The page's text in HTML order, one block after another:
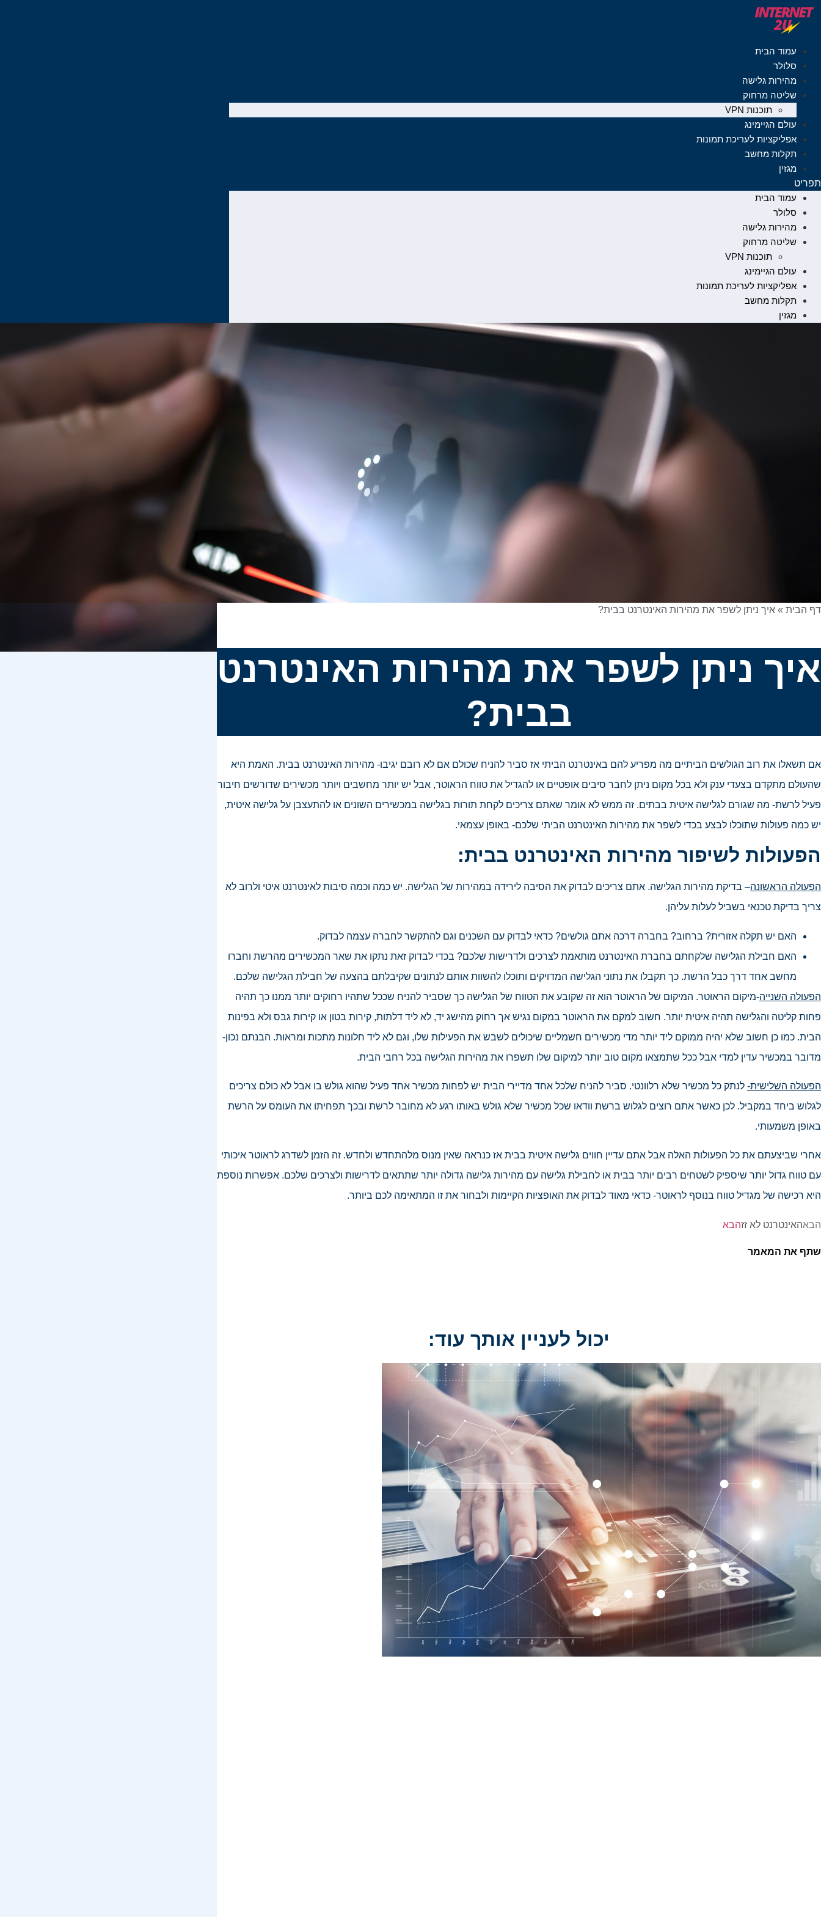
דלג
לתוכן
עמוד הבית
סלולר
מהירות גלישה
שליטה מרחוק
תוכנות VPN
עולם הגיימינג
אפליקציות לעריכת תמונות
תקלות מחשב
מגזין
תפריט
עמוד הבית
סלולר
מהירות גלישה
שליטה מרחוק
תוכנות VPN
עולם הגיימינג
אפליקציות לעריכת תמונות
תקלות מחשב
מגזין
דף הבית » איך ניתן לשפר את מהירות האינטרנט בבית?
איך ניתן לשפר את מהירות האינטרנט
בבית?
אם תשאלו את רוב הגולשים הביתיים מה מפריע להם באינטרנט הביתי אז סביר להניח שכולם אם לא רובם יגיבו- מהירות האינטרנט בבית. האמת היא
שהעולם מתקדם בצעדי ענק ולא בכל מקום ניתן לחבר סיבים אופטיים או להגדיל את טווח הראוטר, אבל יש יותר מחשבים ויותר מכשירים שדורשים חיבור
פעיל לרשת- מה שגורם לגלישה איטית בבתים. זה ממש לא אומר שאתם צריכים לקחת תורות בגלישה במכשירים השונים או להתעצבן על גלישה איטית,
יש כמה פעולות שתוכלו לבצע בכדי לשפר את מהירות האינטרנט הביתי שלכם- באופן עצמאי.
הפעולות לשיפור מהירות האינטרנט בבית:
הפעולה הראשונה– בדיקת מהירות הגלישה. אתם צריכים לבדוק את הסיבה לירידה במהירות של הגלישה. יש כמה וכמה סיבות לאינטרנט איטי ולרוב לא
צריך בדיקת טכנאי בשביל לעלות עליהן.
האם יש תקלה אזורית? ברחוב? בחברה דרכה אתם גולשים? כדאי לבדוק עם השכנים וגם להתקשר לחברה עצמה לבדוק.
האם חבילת הגלישה שלקחתם בחברת האינטרנט מותאמת לצרכים ולדרישות שלכם? בכדי לבדוק זאת נתקו את שאר המכשירים מהרשת וחברו
מחשב אחד דרך כבל הרשת. כך תקבלו את נתוני הגלישה המדויקים ותוכלו להשוות אותם לנתונים שקיבלתם בהצעה של חבילת הגלישה שלכם.
הפעולה השנייה-מיקום הראוטר. המיקום של הראוטר הוא זה שקובע את הטווח של הגלישה כך שסביר להניח שככל שתהיו רחוקים יותר ממנו כך תהיה
פחות קליטה והגלישה תהיה איטית יותר. חשוב למקם את הראוטר במקום נגיש אך רחוק מהישג יד, לא ליד דלתות, קירות בטון או קירות גבס ולא בפינות
הבית. כמו כן חשוב שלא יהיה ממוקם ליד יותר מדי מכשירים חשמליים שיכולים לשבש את הפעילות שלו, וגם לא ליד חלונות מתכות ומראות. הבנתם נכון-
מדובר במכשיר עדין למדי אבל ככל שתמצאו מקום טוב יותר למיקום שלו תשפרו את מהירות הגלישה בכל רחבי הבית.
הפעולה השלישית- לנתק כל מכשיר שלא רלוונטי. סביר להניח שלכל אחד מדיירי הבית יש לפחות מכשיר אחד פעיל שהוא גולש בו אבל לא כולם צריכים
לגלוש ביחד במקביל. לכן כאשר אתם רוצים לגלוש ברשת וודאו שכל מכשיר שלא גולש באותו רגע לא מחובר לרשת ובכך תפחיתו את העומס על הרשת
באופן משמעותי.
אחרי שביצעתם את כל הפעולות האלה אבל אתם עדיין חווים גלישה איטית בבית אז כנראה שאין מנוס מלהתחדש ולחדש. זה הזמן לשדרג לראוטר איכותי
עם טווח גדול יותר שיספיק לשטחים רבים יותר בבית או לחבילת גלישה עם מהירות גלישה גדולה יותר שתתאים לדרישות ולצרכים שלכם. אפשרות נוספת
היא רכישה של מגדיל טווח בנוסף לראוטר- כדאי מאוד לבדוק את האופציות הקיימות ולבחור את זו המתאימה לכם ביותר.
הבאהאינטרנט לא זזהבא
שתף את המאמר
יכול לעניין אותך עוד: